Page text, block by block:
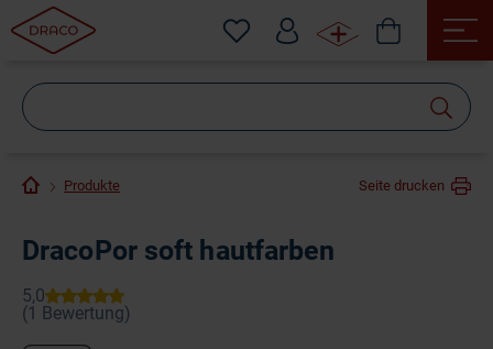
Produkte Seite drucken
DracoPor soft hautfarben
suchen